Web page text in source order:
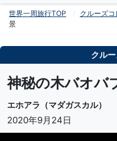
世界一周旅行TOP クルーズ
景
クル
神秘の木バオバ
エホアラ（マダガスカル）
2020年9月24日